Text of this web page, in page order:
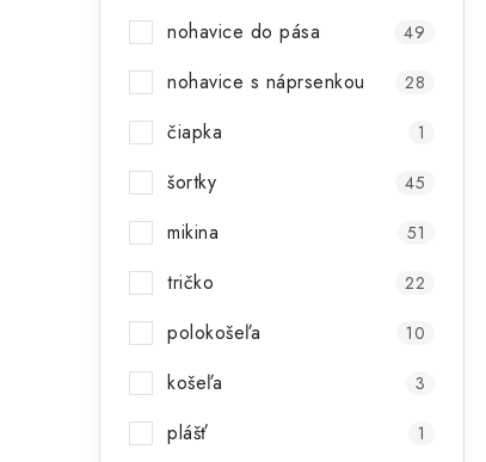
nohavice do pása 49
nohavice s náprsenkou 28
čiapka 1
šortky 45
mikina 51
tričko 22
polokošeľa 10
košeľa 3
plášť 1